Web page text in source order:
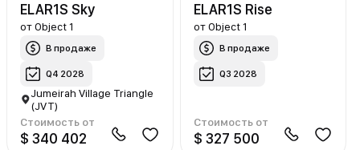
ELAR1S Sky
отObject 1
В продаже
Q4 2028
Jumeirah Village Triangle
(JVT)
Стоимость от
$ 340 402
ELAR1S Rise
от Object 1
В продаже
Q3 2028
Стоимость от
$ 327 500